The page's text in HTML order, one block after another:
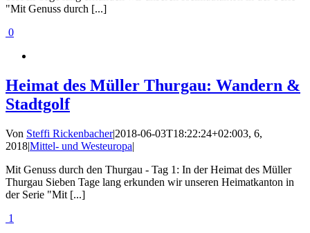
"Mit Genuss durch [...]
0
Heimat des Müller Thurgau: Wandern &
Stadtgolf
Von Steffi Rickenbacher|2018-06-03T18:22:24+02:003, 6,
2018|Mittel- und Westeuropa|
Mit Genuss durch den Thurgau - Tag 1: In der Heimat des Müller
Thurgau Sieben Tage lang erkunden wir unseren Heimatkanton in
der Serie "Mit [...]
1